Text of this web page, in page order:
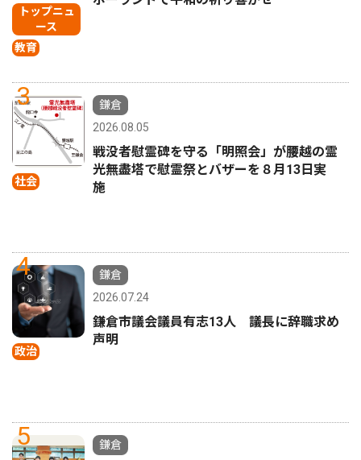
トップニュ
ース
教育
3
社会
鎌倉
2026.08.05
戦没者慰霊碑を守る「明照会」が腰越の霊
光無盡塔で慰霊祭とバザーを８月13日実
施
4
政治
鎌倉
2026.07.24
鎌倉市議会議員有志13人 議長に辞職求め
声明
5
鎌倉